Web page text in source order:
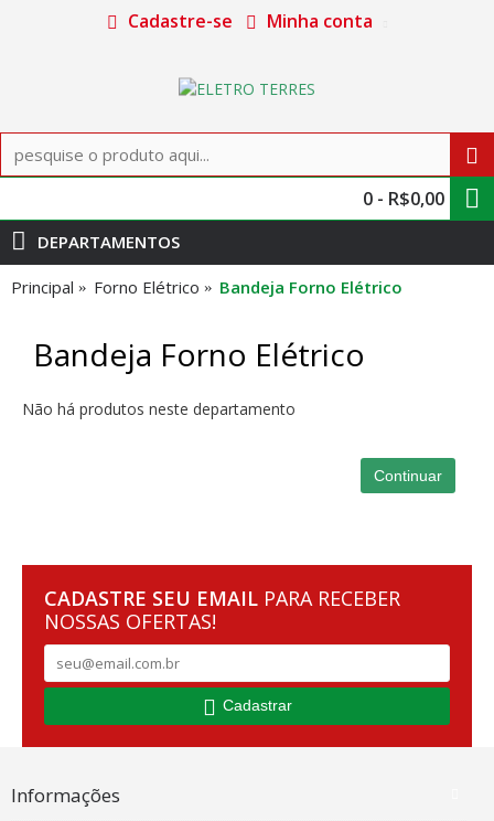
Cadastre-se Minha conta
0 - R$0,00
DEPARTAMENTOS
Principal Forno Elétrico Bandeja Forno Elétrico
Bandeja Forno Elétrico
Não há produtos neste departamento
Continuar
CADASTRE SEU EMAIL PARA RECEBER
NOSSAS OFERTAS!
Cadastrar
Informações